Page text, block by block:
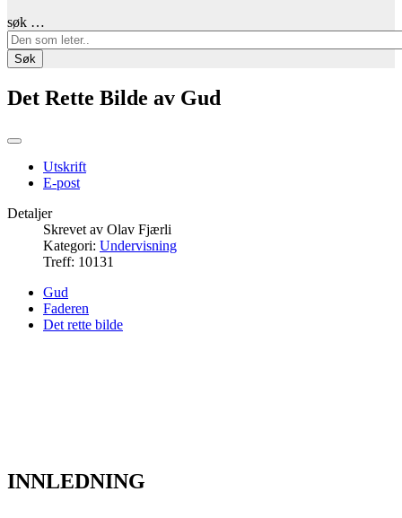
søk …
Søk
Det Rette Bilde av Gud
Utskrift
E-post
Detaljer
Skrevet av Olav Fjærli
Kategori: Undervisning
Treff: 10131
Gud
Faderen
Det rette bilde
INNLEDNING